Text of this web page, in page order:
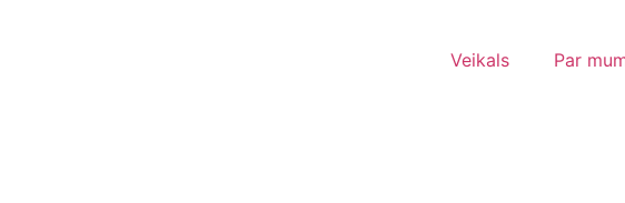
Veikals Par